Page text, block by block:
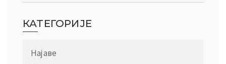
КАТЕГОРИЈЕ
Најаве